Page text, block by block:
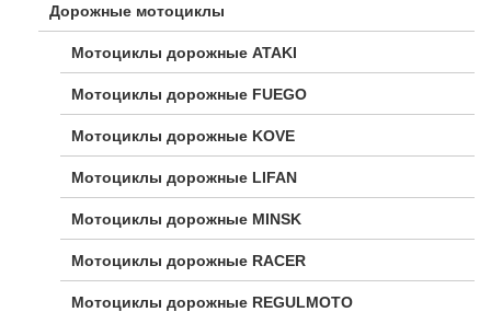
Дорожные мотоциклы
Мотоциклы дорожные ATAKI
Мотоциклы дорожные FUEGO
Мотоциклы дорожные KOVE
Мотоциклы дорожные LIFAN
Мотоциклы дорожные MINSK
Мотоциклы дорожные RACER
Мотоциклы дорожные REGULMOTO